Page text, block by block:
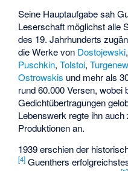
Seine Hauptaufgabe sah
Leserschaft möglichst alle
des 19. Jahrhunderts
die Werke von Dostojewski
Puschkin,Tolstoi,Turgenew
Ostrowskis und mehr als
rund 60.000 Versen, wobei
Gedichtübertragungen
Lebenswerk regte ihn
Produktionen an.
1939 erschien der
[4] Guenthers